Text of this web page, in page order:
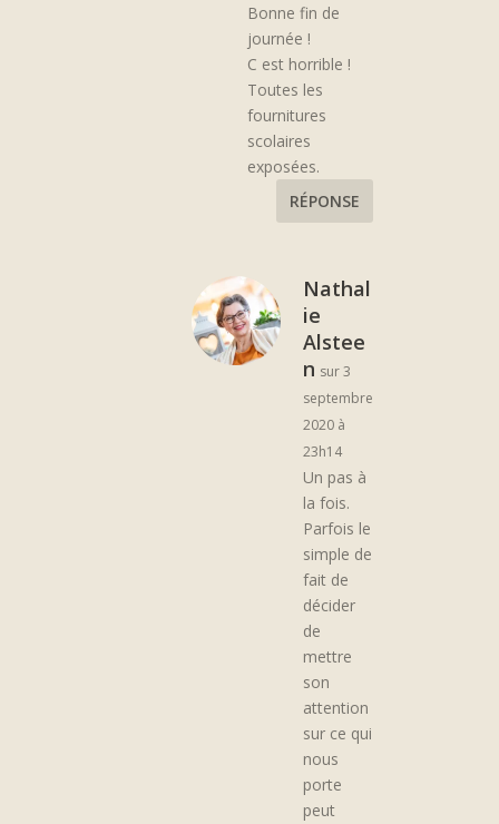
Bonne fin de
journée !
C est horrible !
Toutes les
fournitures
scolaires
exposées.
RÉPONSE
Nathal
ie
Alstee
n sur 3
septembre
2020 à
23h14
Un pas à
la fois.
Parfois le
simple de
fait de
décider
de
mettre
son
attention
sur ce qui
nous
porte
peut